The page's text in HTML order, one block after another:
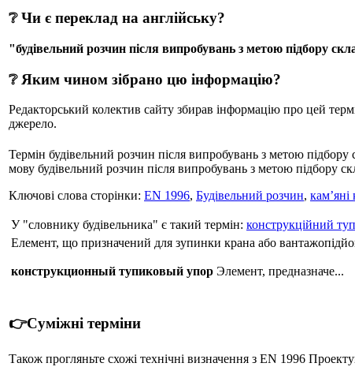
❔ Чи є переклад на англійську?
"будівельний розчин після випробувань з метою підбору
❔ Яким чином зібрано цю інформацію?
Редакторський колектив сайту збирав інформацію про цей
джерело.
Термін будівельний розчин після випробувань з метою підбору
мову будівельний розчин після випробувань з метою підбору
Ключові слова сторінки: EN 1996, Будівельний розчин, кам’яні
У "словнику будівельника" є такий термін: конструкційний
Елемент, що призначений для зупинки крана або
конструкционный тупиковый упор Элемент, предназначе...
👉Суміжні терміни
Також прогляньте схожі технічні визначення з EN 1996